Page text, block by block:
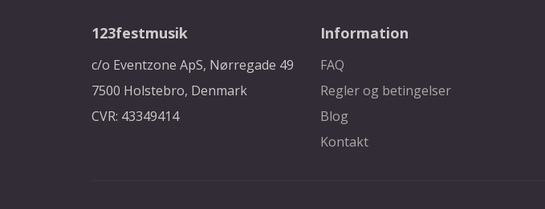
123festmusik
c/o Eventzone ApS, Nørregade 49
7500 Holstebro, Denmark
CVR: 43349414
Information
FAQ
Regler og betingelser
Blog
Kontakt